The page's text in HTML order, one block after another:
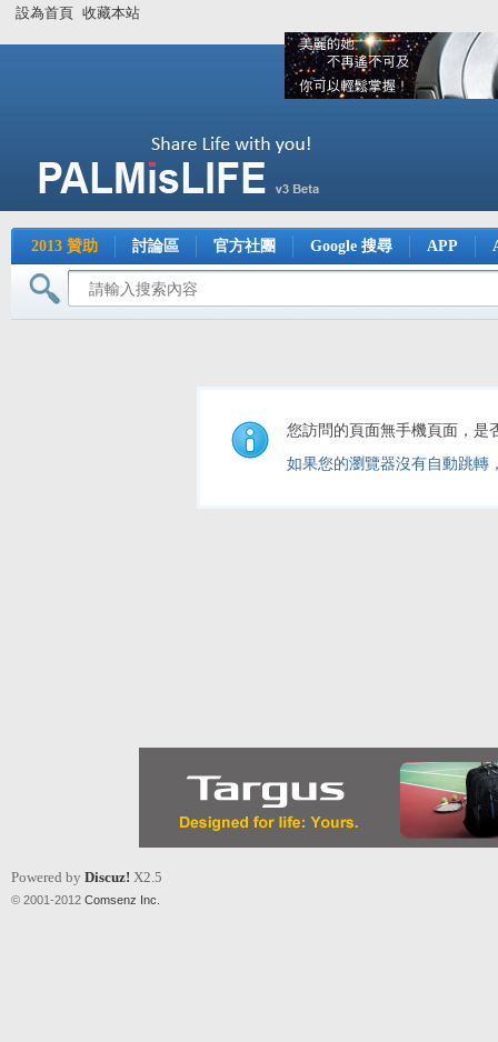
設為首頁 收藏本站
2013 贊助 討論區 官方社團 Google 搜尋 APP
您訪問的頁面無手機頁面，是
如果您的瀏覽器沒有自動跳轉
Powered by Discuz! X2.5
© 2001-2012 Comsenz Inc.